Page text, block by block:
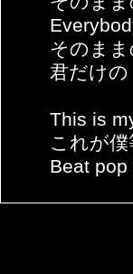
そのま
君だけ
This is
これが
Beat pop